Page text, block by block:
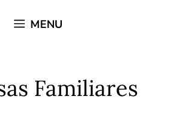
MENU
Familiares